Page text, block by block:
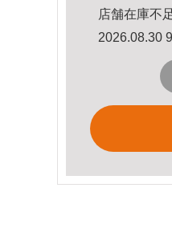
店舗在庫不
2026.08.30